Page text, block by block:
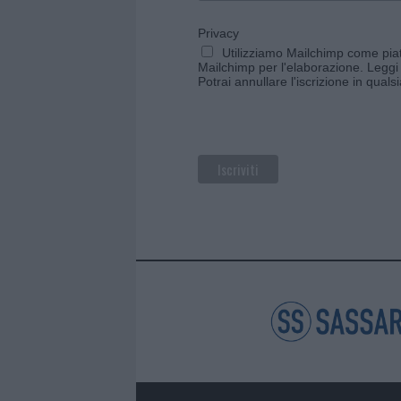
Privacy
Utilizziamo Mailchimp come
Mailchimp per l'elaborazione.
Potrai annullare l'iscrizione in